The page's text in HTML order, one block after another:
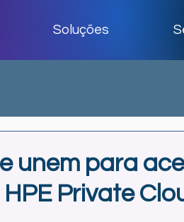
Soluções
unem para
Private